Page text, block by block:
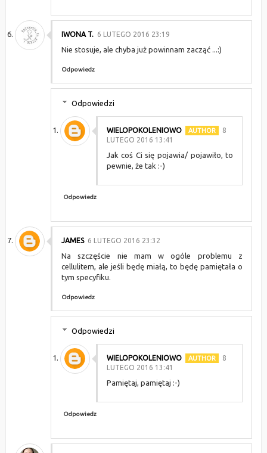
IWONA T. 6 LUTEGO 2016 23:19
Nie stosuje, ale chyba już powinnam zacząć ...:)
Odpowiedz
Odpowiedzi
WIELOPOKOLENIOWO
8
LUTEGO 2016 13:41
Jak coś Ci się pojawia/ pojawiło, to
pewnie, że tak :-)
Odpowiedz
JAMES 6 LUTEGO 2016 23:32
Na szczęście nie mam w ogóle problemu z
cellulitem, ale jeśli będę miałą, to będę pamiętała o
tym specyfiku.
Odpowiedz
Odpowiedzi
WIELOPOKOLENIOWO
8
LUTEGO 2016 13:41
Pamiętaj, pamiętaj :-)
Odpowiedz